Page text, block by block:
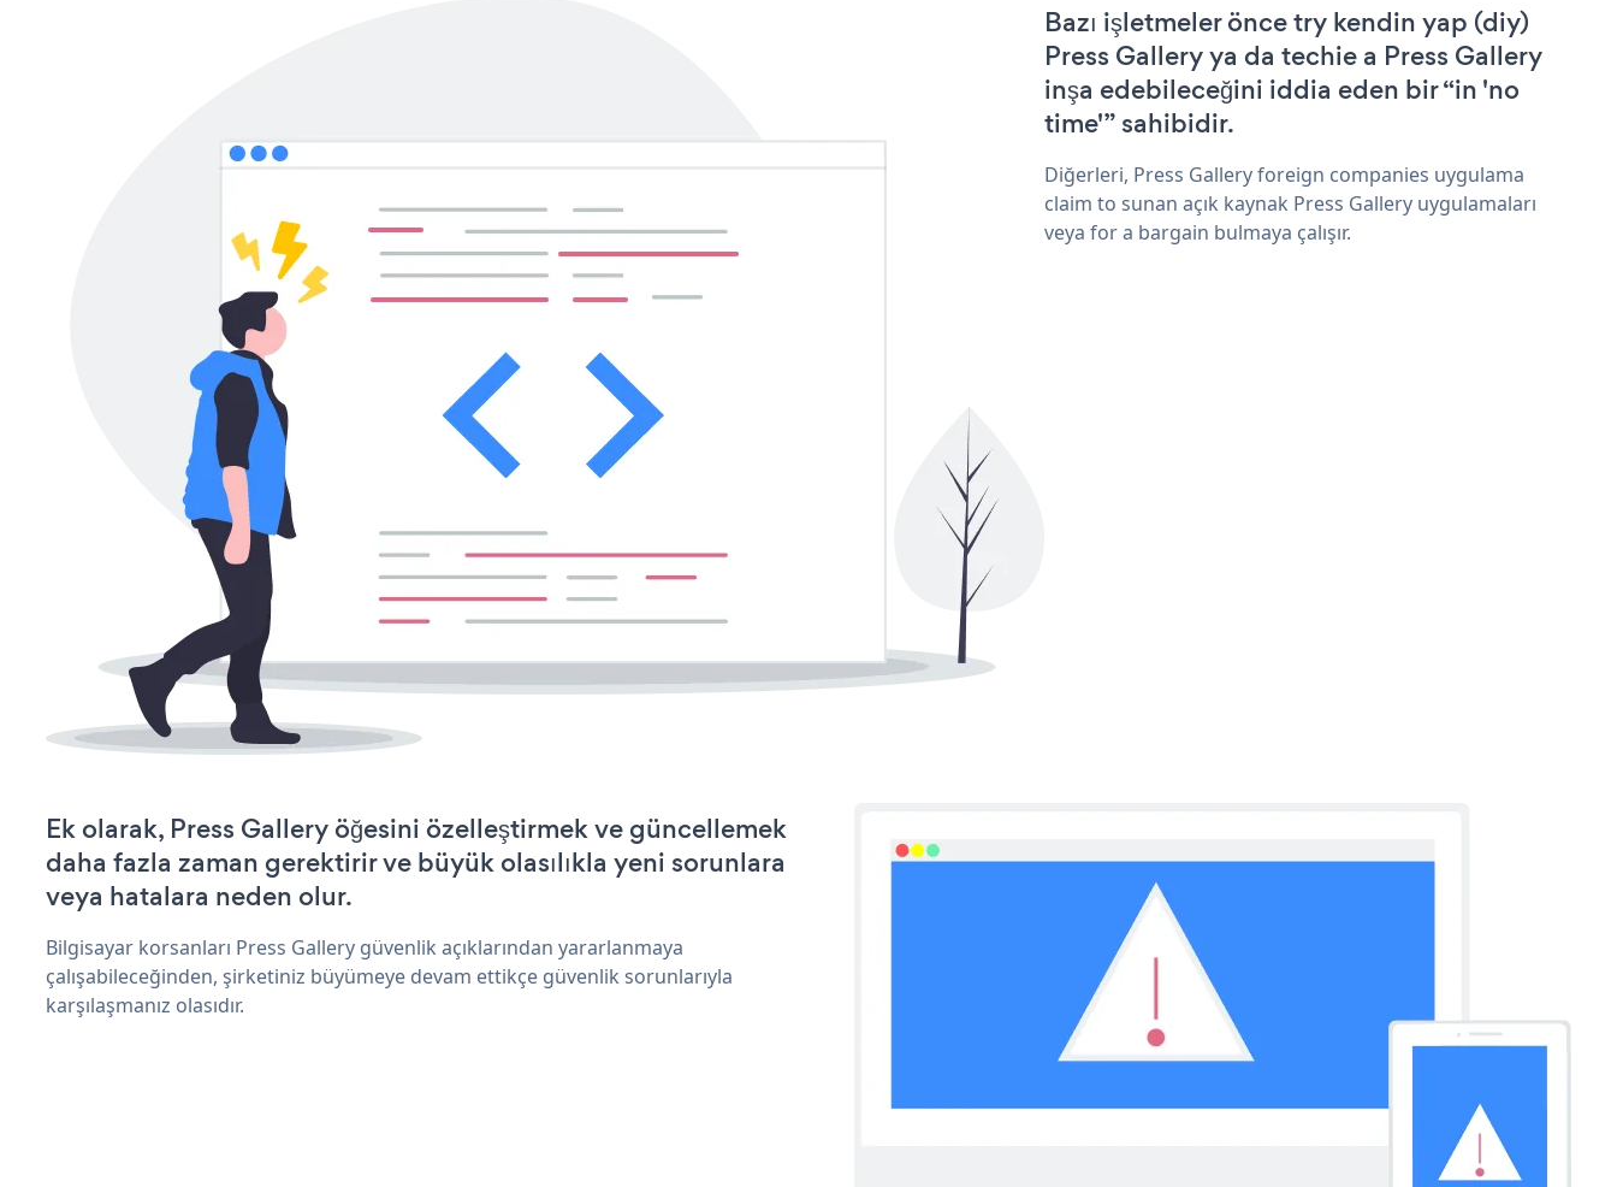
Bazı işletmeler önce try kendin yap (diy)
Press Gallery ya da techie a Press Gallery
inşa edebileceğini iddia eden bir “in 'no
time'” sahibidir.
Diğerleri, Press Gallery foreign companies uygulama
claim to sunan açık kaynak Press Gallery uygulamaları
veya for a bargain bulmaya çalışır.
Ek olarak, Press Gallery öğesini özelleştirmek ve güncellemek
daha fazla zaman gerektirir ve büyük olasılıkla yeni sorunlara
veya hatalara neden olur.
Bilgisayar korsanları Press Gallery güvenlik açıklarından yararlanmaya
çalışabileceğinden, şirketiniz büyümeye devam ettikçe güvenlik sorunlarıyla
karşılaşmanız olasıdır.